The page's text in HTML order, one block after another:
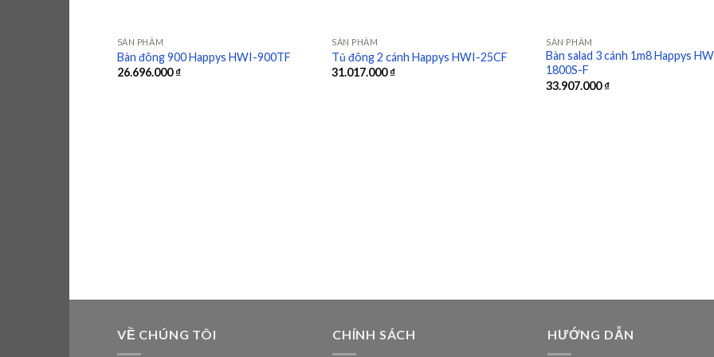
SẢN PHẨM
Bàn đông 900 Happys HWI-900TF
26.696.000₫
SẢN PHẨM
Tủ đông 2 cánh Happys HWI-25CF
31.017.000₫
SẢN PHẨM
Bàn salad 3 cánh 1m8 Happys
1800S-F
33.907.000₫
VỀ CHÚNG TÔI CHÍNH SÁCH HƯỚNG DẪN